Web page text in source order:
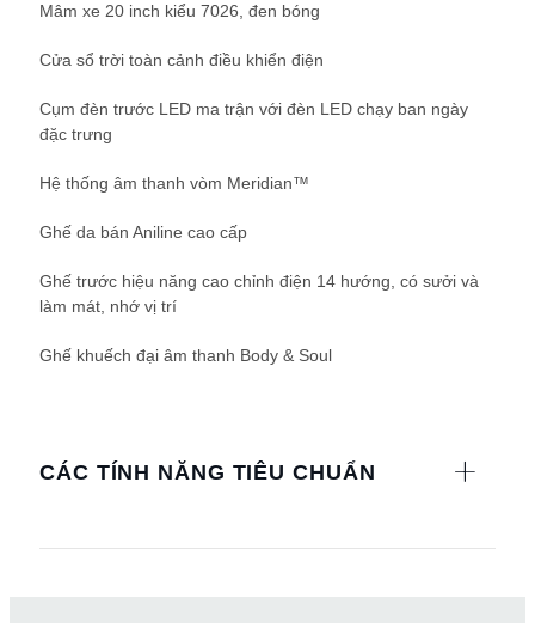
Mâm xe 20 inch kiểu 7026, đen bóng
Cửa sổ trời toàn cảnh điều khiển điện
Cụm đèn trước LED ma trận với đèn LED chạy ban ngày
đặc trưng
Hệ thống âm thanh vòm Meridian™
Ghế da bán Aniline cao cấp
Ghế trước hiệu năng cao chỉnh điện 14 hướng, có sưởi và
làm mát, nhớ vị trí
Ghế khuếch đại âm thanh Body & Soul
CÁC TÍNH NĂNG TIÊU CHUẨN